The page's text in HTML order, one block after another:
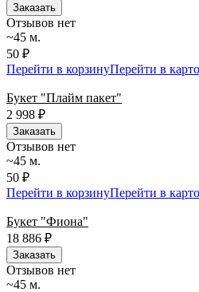
Заказать
Отзывов нет
~45 м.
50 ₽
Перейти в корзинуПерейти в
Букет "Плайм пакет"
2 998 ₽
Заказать
Отзывов нет
~45 м.
50 ₽
Перейти в корзинуПерейти в
Букет "Фиона"
18 886 ₽
Заказать
Отзывов нет
~45 м.